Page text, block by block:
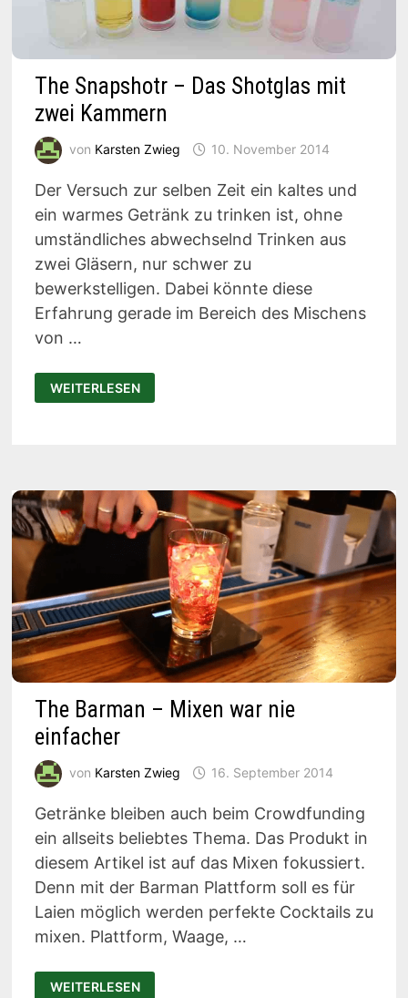
The Snapshotr – Das Shotglas mit
zwei Kammern
von Karsten Zwieg 10. November 2014
Der Versuch zur selben Zeit ein kaltes und
ein warmes Getränk zu trinken ist, ohne
umständliches abwechselnd Trinken aus
zwei Gläsern, nur schwer zu
bewerkstelligen. Dabei könnte diese
Erfahrung gerade im Bereich des Mischens
von …
THE
SNAPSHOTR
–
WEITERLESEN
The Barman – Mixen war nie
einfacher
von Karsten Zwieg 16. September 2014
Getränke bleiben auch beim Crowdfunding
ein allseits beliebtes Thema. Das Produkt in
diesem Artikel ist auf das Mixen fokussiert.
Denn mit der Barman Plattform soll es für
Laien möglich werden perfekte Cocktails zu
mixen. Plattform, Waage, …
THE
BARMAN
WEITERLESEN